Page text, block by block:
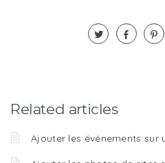
Related articles
Ajouter les événements sur